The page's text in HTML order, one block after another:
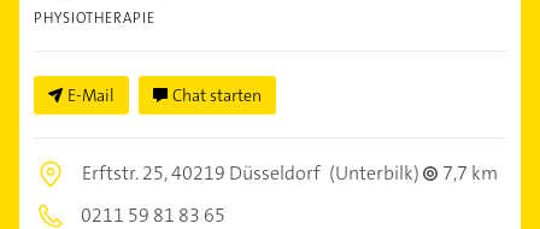
PHYSIOTHERAPIE
E-Mail Chat starten
Erftstr. 25,40219 Düsseldorf (Unterbilk)
7,7 km
0211 59 81 83 65